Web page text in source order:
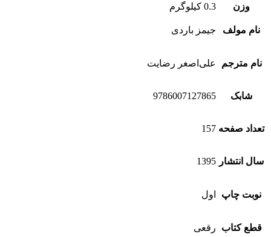
وزن
0.3 کیلوگرم
نام مولف جیمز باردی
نام مترجم علی‌اصغر رضایت
شابک 9786007127865
تعداد صفحه 157
سال انتشار 1395
نوبت چاپ اول
قطع کتاب رقعی